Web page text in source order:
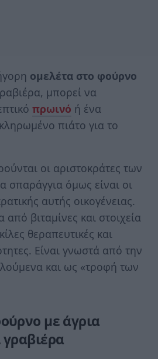
ομελέτα στο φούρνο
μπορεί να
πρωινό ή ένα
πιάτο για το
οι αριστοκράτες των
σπαράγγια όμως είναι οι
αυτής οικογένειας.
βιταμίνες και στοιχεία
θεραπευτικές και
Είναι γνωστά από την
και ως «τροφή των
με άγρια